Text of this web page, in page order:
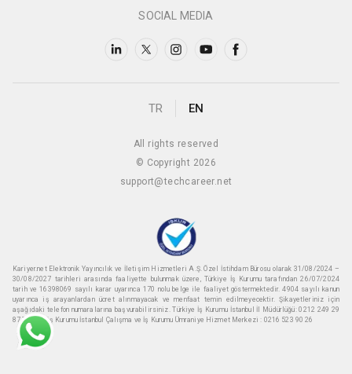
SOCIAL MEDIA
TR EN
All rights reserved
© Copyright 2026
support@techcareer.net
Kariyer.net Elektronik Yayıncılık ve İletişim Hizmetleri A.Ş. Özel İstihdam Bürosu olarak 31/08/2024 –
30/08/2027 tarihleri arasında faaliyette bulunmak üzere, Türkiye İş Kurumu tarafından 26/07/2024
tarih ve 16398069 sayılı karar uyarınca 170 nolu belge ile faaliyet göstermektedir. 4904 sayılı kanun
uyarınca iş arayanlardan ücret alınmayacak ve menfaat temin edilmeyecektir. Şikayetleriniz için
aşağıdaki telefon numaralarına başvurabilirsiniz. Türkiye İş Kurumu İstanbul İl Müdürlüğü: 0212 249 29
87 Türkiye iş Kurumu İstanbul Çalışma ve İş Kurumu Ümraniye Hizmet Merkezi : 0216 523 90 26